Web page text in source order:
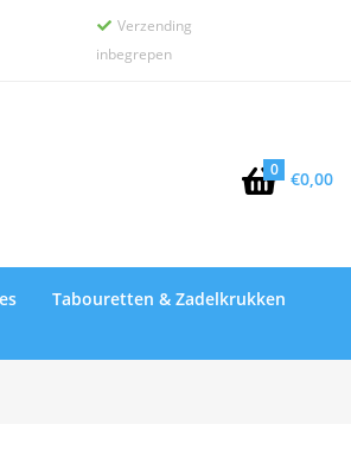
 Verzending
inbegrepen
0 €0,00
Tabouretten & Zadelkrukken